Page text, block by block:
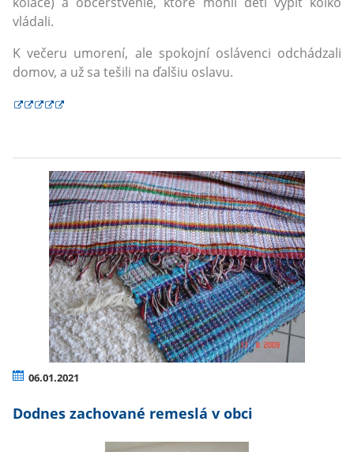
vládali.
K večeru umorení, ale spokojní oslávenci odchádzali
domov, a už sa tešili na ďalšiu oslavu.
06.01.2021
Dodnes zachované remeslá v obci